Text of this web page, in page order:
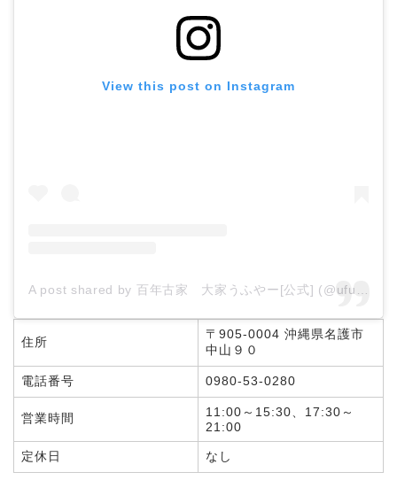
View this post on Instagram
住所
〒905-0004 沖縄県名護市
中山９０
電話番号 0980-53-0280
営業時間
11:00～15:30、17:30～
21:00
定休日 なし